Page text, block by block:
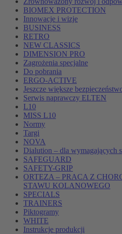
BIOMEX PROTECTION
Innowacje i wizje
BUSINESS
RETRO
NEW CLASSICS
DIMENSION PRO
Zagrożenia specjalne
Do pobrania
ERGO-ACTIVE
Jeszcze większe
Serwis naprawczy ELTEN
L10
MISS L10
Normy
Targi
NOVA
Dialution – dla wymagających
SAFEGUARD
SAFETY-GRIP
ORTEZA – PRACA Z
STAWU KOLANOWEGO
SPECIALS
TRAINERS
Piktogramy
WHITE
Instrukcje produkcji